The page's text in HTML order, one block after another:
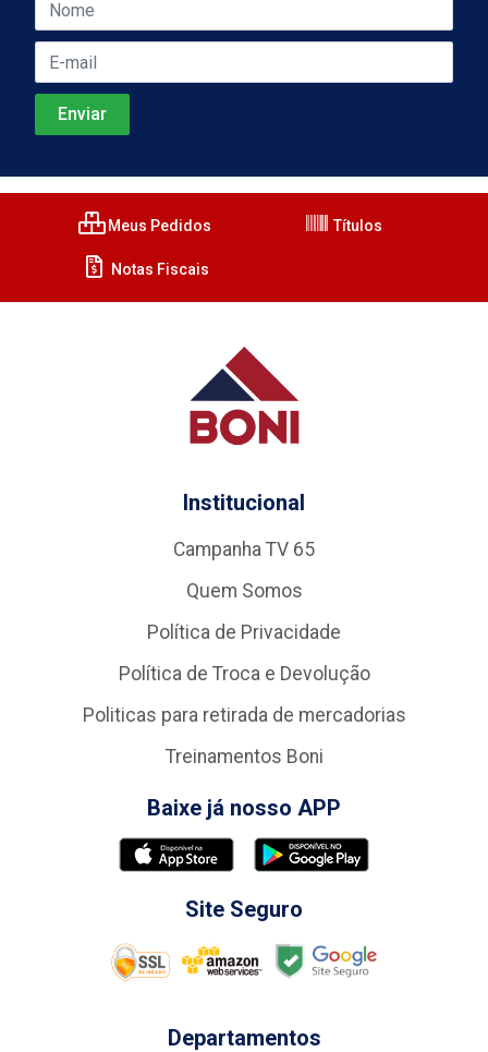
Meus Pedidos Títulos
Notas Fiscais
Institucional
Campanha TV 65
Quem Somos
Política de Privacidade
Política de Troca e Devolução
Politicas para retirada de mercadorias
Treinamentos Boni
Baixe já nosso APP
Site Seguro
Departamentos